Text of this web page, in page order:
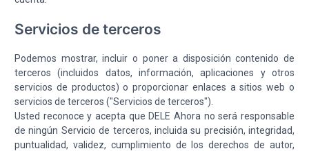
Servicios de terceros
Podemos mostrar, incluir o poner a disposición contenido de
terceros (incluidos datos, información, aplicaciones y otros
servicios de productos) o proporcionar enlaces a sitios web o
servicios de terceros ("Servicios de terceros").
Usted reconoce y acepta que DELE Ahora no será responsable
de ningún Servicio de terceros, incluida su precisión, integridad,
puntualidad, validez, cumplimiento de los derechos de autor,